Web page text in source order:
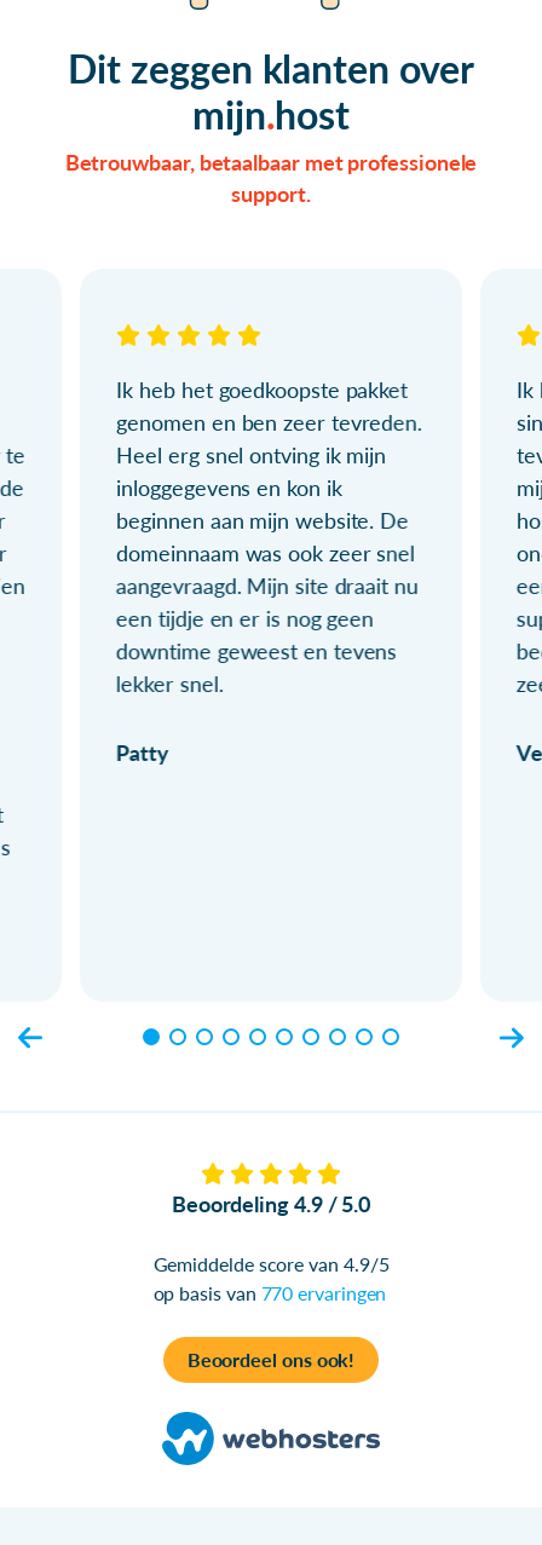
Dit zeggen klanten over
mijn host
Betrouwbaar, betaalbaar met professionele
support.
te
Ik heb het goedkoopste pakket
genomen en ben zeer tevreden.
Heel erg snel ontving ik mijn
inloggegevens en kon ik
beginnen aan mijn website. De
domeinnaam was ook zeer snel
aangevraagd. Mijn site draait nu
een tijdje en er is nog geen
downtime geweest en tevens
lekker snel.
Patty
Ik
Beoordeling 4.9 / 5.0
Gemiddelde score van 4.9/5
op basis van 770 ervaringen
Beoordeel ons ook!